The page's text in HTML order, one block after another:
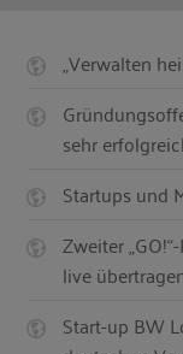
„Verwalten
sehr
Startups und
Zweiter
live
Start-up BW